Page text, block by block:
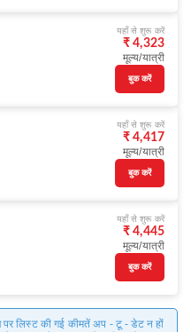
यहाँ से शुरू करें
₹ 4,323
मूल्य/यात्री
बुक करें
यहाँ से शुरू करें
₹ 4,417
मूल्य/यात्री
बुक करें
यहाँ से शुरू करें
₹ 4,445
मूल्य/यात्री
बुक करें
लिस्ट की गई कीमतें अप - टू - डेट न हों